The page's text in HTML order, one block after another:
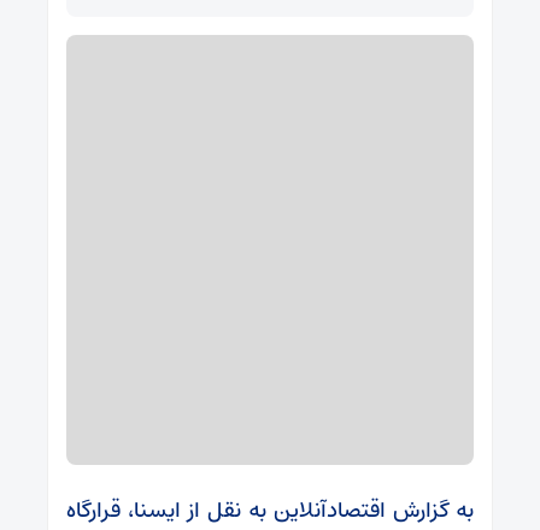
به گزارش اقتصادآنلاین به نقل از ایسنا، قرارگاه